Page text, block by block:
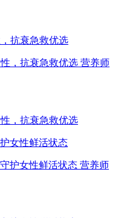
抗衰急救优选
营养师
女性鲜活状态
营养师